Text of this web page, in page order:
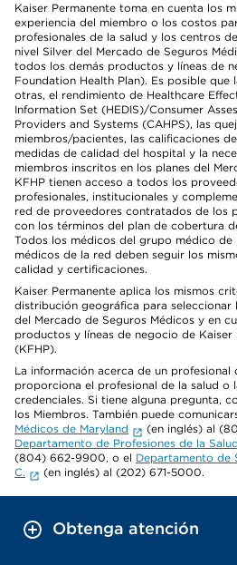
Kaiser Permanente toma en cuenta los
experiencia del miembro o los costos
profesionales de la salud y los centros
nivel Silver del Mercado de Seguros
todos los demás productos y líneas de
Foundation Health Plan). Es posible que
otras, el rendimiento de Healthcare
Information Set (HEDIS)/Consumer
Providers and Systems (CAHPS), las
miembros/pacientes, las calificaciones
medidas de calidad del hospital y la
miembros inscritos en los planes del
KFHP tienen acceso a todos los
profesionales, institucionales y
red de proveedores contratados de los
con los términos del plan de cobertura
Todos los médicos del grupo médico de
médicos de la red deben seguir los
calidad y certificaciones.
Kaiser Permanente aplica los mismos
distribución geográfica para seleccionar
del Mercado de Seguros Médicos y en
productos y líneas de negocio de Kaiser
(KFHP).
La información acerca de un profesional
proporciona el profesional de la salud o
credenciales. Si tiene alguna pregunta,
los Miembros. También puede
Médicos de Maryland
(en inglés) al
Departamento de Profesiones de la
(804) 662-9900, o el Departamento de
C.
(en inglés) al (202) 671-5000.
Obtenga atención